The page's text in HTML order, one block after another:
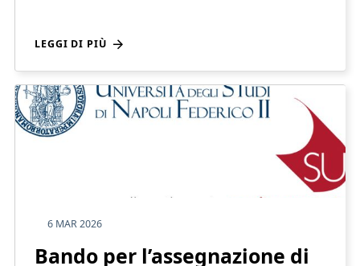
LEGGI DI PIÙ
6 MAR 2026
Bando per l’assegnazione di